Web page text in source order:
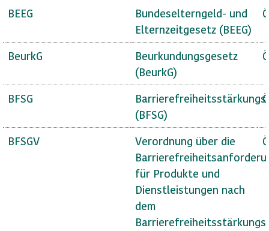
BEEG
Bundeselterngeld- und
Elternzeitgesetz (BEEG)
BeurkG
Beurkundungsgesetz
(BeurkG)
BFSG
(BFSG)
BFSGV
Verordnung über die
für Produkte und
Dienstleistungen nach
dem